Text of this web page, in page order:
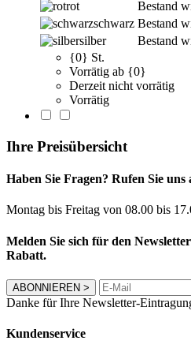
rot
Bestand
schwarz Bestand
silber
Bestand
{0} St.
Vorrätig ab {0}
Derzeit nicht vorrätig
Vorrätig
Ihre Preisübersicht
Haben Sie Fragen? Rufen Sie uns
Montag bis Freitag von 08.00 bis
Melden Sie sich für den
Rabatt.
ABONNIEREN >
Danke für Ihre Newsletter-
Kundenservice